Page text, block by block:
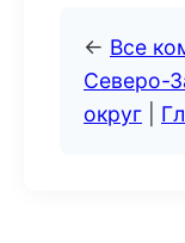
← Все
Северо-
округ